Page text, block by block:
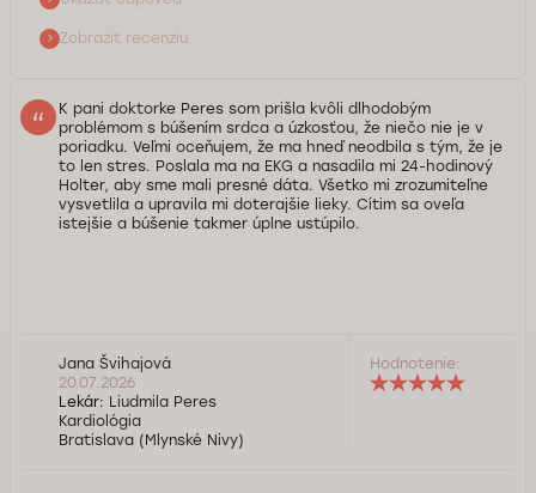
Služba kontroly kvality Doktorpro
Zobraziť recenziu
K pani doktorke Peres som prišla kvôli dlhodobým
problémom s búšením srdca a úzkosťou, že niečo nie je v
poriadku. Veľmi oceňujem, že ma hneď neodbila s tým, že je
to len stres. Poslala ma na EKG a nasadila mi 24-hodinový
Holter, aby sme mali presné dáta. Všetko mi zrozumiteľne
vysvetlila a upravila mi doterajšie lieky. Cítim sa oveľa
istejšie a búšenie takmer úplne ustúpilo.
spätnú väzbu. Sme radi, že podrobnejšia diagnostika
priniesla presné odpovede a najmä úľavu od nepríjemných
príznakov. Presne o to nám pri problémoch s arytmiami ide
– oprieť sa o reálne výsledky z meraní. Prajeme vám veľa
Jana Švihajová
20.07.2026
Lekár: Liudmila Peres
Kardiológia
Bratislava (Mlynské Nivy)
Hodnotenie: